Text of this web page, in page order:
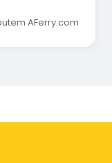
AFerry.com